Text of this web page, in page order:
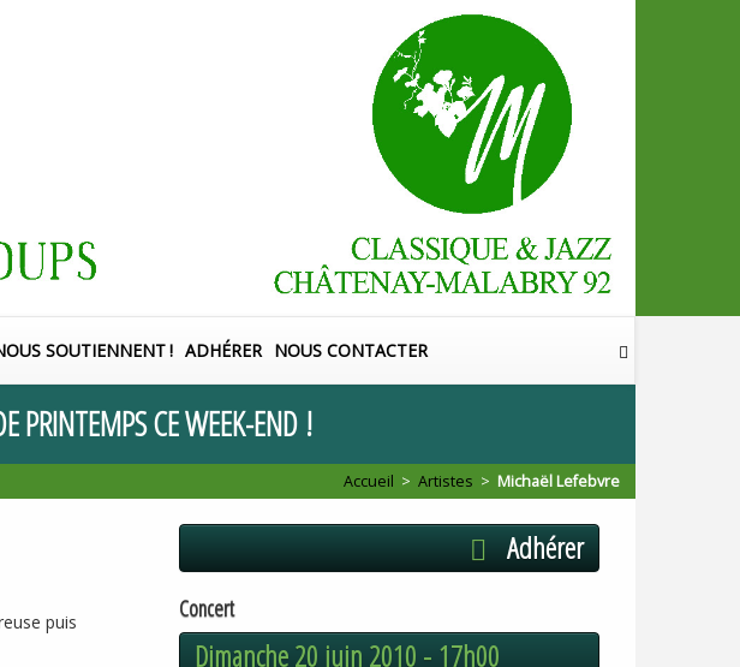
SOUTIENNENT! ADHÉRER NOUS CONTACTER
PRINTEMPSCEWEEK-END !
Accueil >Artistes >Michaël Lefebvre
puis
Adhérer
Concert
Dimanche 20 juin 2010 - 17h00